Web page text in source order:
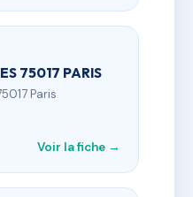
75017 PARIS
Paris
Voir la fiche →